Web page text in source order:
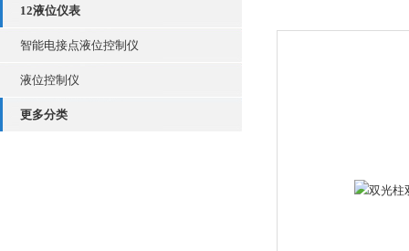
12液位仪表
智能电接点液位控制仪
液位控制仪
更多分类